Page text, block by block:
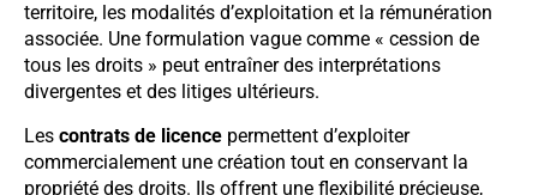
territoire, les modalités d’exploitation et la rémunération
associée. Une formulation vague comme « cession de
tous les droits » peut entraîner des interprétations
divergentes et des litiges ultérieurs.
Les contrats de licence permettent d’exploiter
commercialement une création tout en conservant la
propriété des droits. Ils offrent une flexibilité précieuse,